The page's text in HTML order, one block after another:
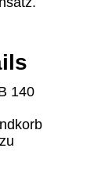
140